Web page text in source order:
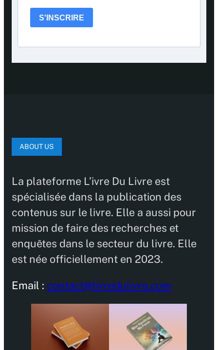
S'INSCRIRE
ABOUT US
La plateforme L’ivre Du Livre est
spécialisée dans la publication des
contenus sur le livre. Elle a aussi pour
mission de faire des recherches et
enquêtes dans le secteur du livre. Elle
est née officiellement en 2023.
Email : contact@livredulivre.com